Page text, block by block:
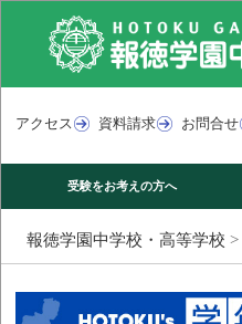
アクセス 資料請求 お問合せ
受験をお考えの方へ
報徳学園中学校・高等学校 >